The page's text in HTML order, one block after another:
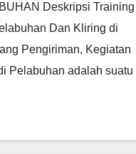
Deskripsi Training
Dan Kliring di
Pengiriman, Kegiatan
Pelabuhan adalah suatu